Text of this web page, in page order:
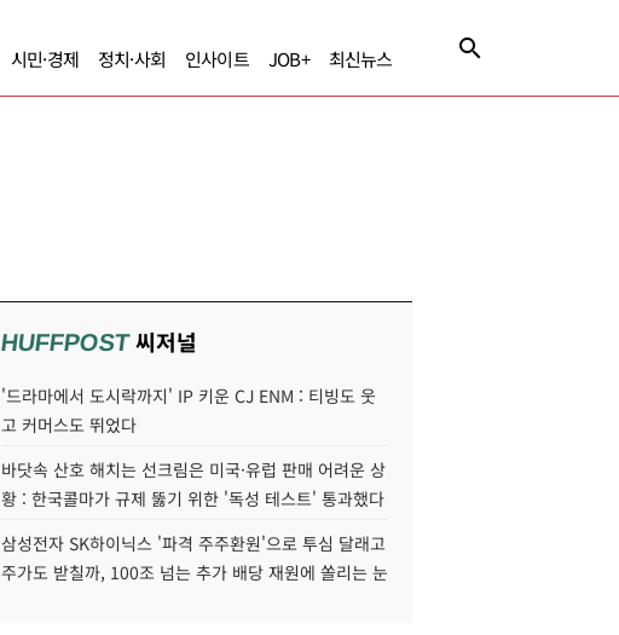
시민·경제 정치·사회 인사이트 JOB+ 최신뉴스
HUFFPOST씨저널
'드라마에서 도시락까지' IP 키운 CJ ENM : 티빙도 웃
고 커머스도 뛰었다
바닷속 산호 해치는 선크림은 미국·유럽 판매 어려운 상
황 : 한국콜마가 규제 뚫기 위한 '독성 테스트' 통과했다
삼성전자 SK하이닉스 '파격 주주환원'으로 투심 달래고
주가도 받칠까, 100조 넘는 추가 배당 재원에 쏠리는 눈